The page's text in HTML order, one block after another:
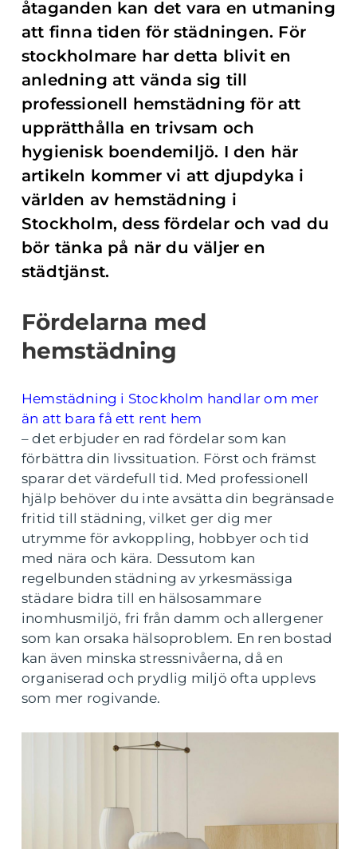
åtaganden kan det vara en utmaning
att finna tiden för städningen. För
stockholmare har detta blivit en
anledning att vända sig till
professionell hemstädning för att
upprätthålla en trivsam och
hygienisk boendemiljö. I den här
artikeln kommer vi att djupdyka i
världen av hemstädning i
Stockholm, dess fördelar och vad du
bör tänka på när du väljer en
städtjänst.
Fördelarna med
hemstädning
Hemstädning i Stockholm handlar om mer
än att bara få ett rent hem
– det erbjuder en rad fördelar som kan
förbättra din livssituation. Först och främst
sparar det värdefull tid. Med professionell
hjälp behöver du inte avsätta din begränsade
fritid till städning, vilket ger dig mer
utrymme för avkoppling, hobbyer och tid
med nära och kära. Dessutom kan
regelbunden städning av yrkesmässiga
städare bidra till en hälsosammare
inomhusmiljö, fri från damm och allergener
som kan orsaka hälsoproblem. En ren bostad
kan även minska stressnivåerna, då en
organiserad och prydlig miljö ofta upplevs
som mer rogivande.